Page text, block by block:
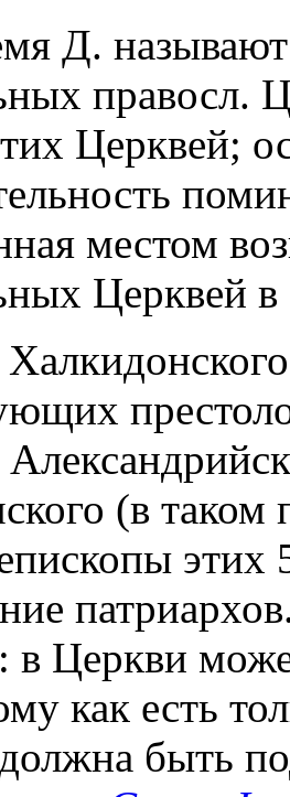
Д.
правосл.
Церквей;
местом
Церквей
(в таком
этих
в Церкви
как есть
быть